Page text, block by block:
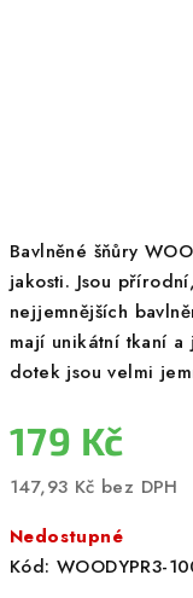
Bavlněné šňůry
jakosti. Jsou
nejjemnějších
mají unikátní tkaní
dotek jsou velmi
179 Kč
147,93 Kč bez DPH
cena:
Nedostupné
Kód: WOODYPR3-